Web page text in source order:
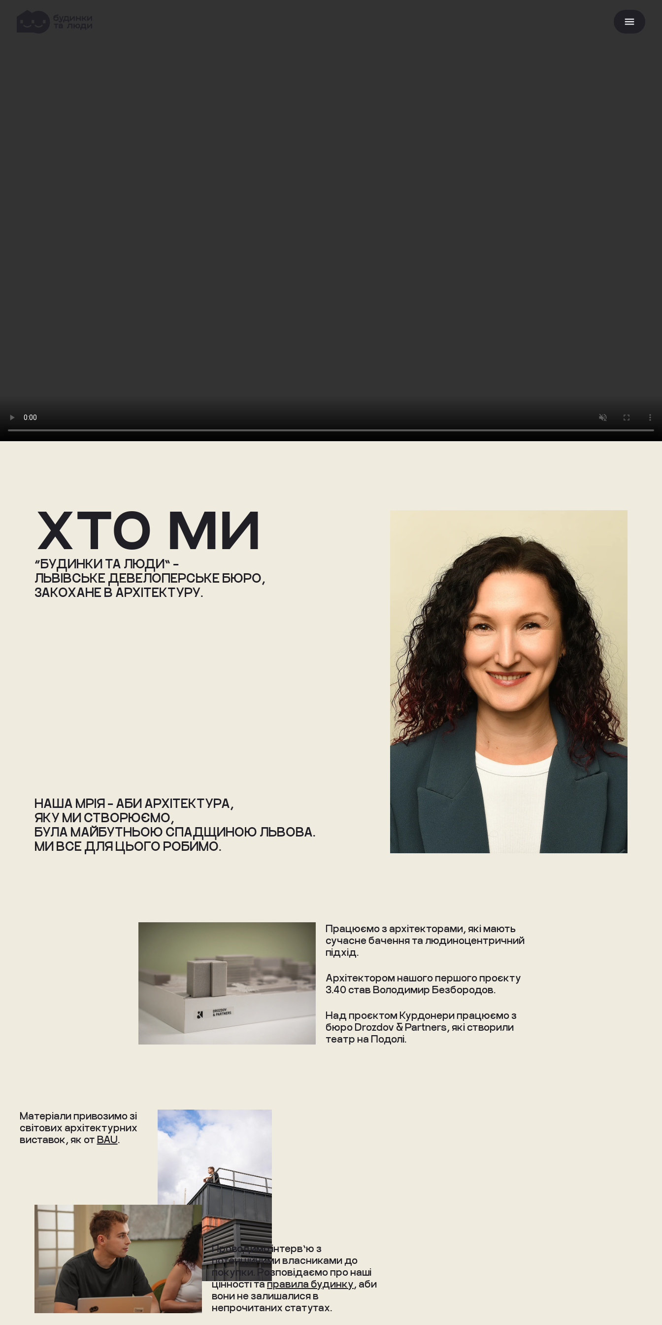
хто ми
“БУДИНКИ ТА ЛЮДИ” –
ЛЬВІВСЬКЕ ДЕВЕЛОПЕРСЬКЕ БЮРО,
ЗАКОХАНЕ В АРХІТЕКТУРУ.
НАША МРІЯ – АБИ АРХІТЕКТУРА,
ЯКУ МИ СТВОРЮЄМО,
БУЛА МАЙБУТНЬОЮ СПАДЩИНОЮ ЛЬВОВА.
МИ ВСЕ ДЛЯ ЦЬОГО РОБИМО.
Працюємо з архітекторами, які мають
сучасне бачення та людиноцентричний
підхід.
Архітектором нашого першого проєкту
З.40 став Володимир Безбородов.
Над проєктом Курдонери працюємо з
бюро Drozdov & Partners, які створили
театр на Подолі.
Матеріали привозимо зі
світових архітектурних
виставок, як от BAU.
Проводимо інтерв’ю з
потенційними власниками до
покупки. Розповідаємо про наші
цінності та правила будинку, аби
вони не залишалися в
непрочитаних статутах.